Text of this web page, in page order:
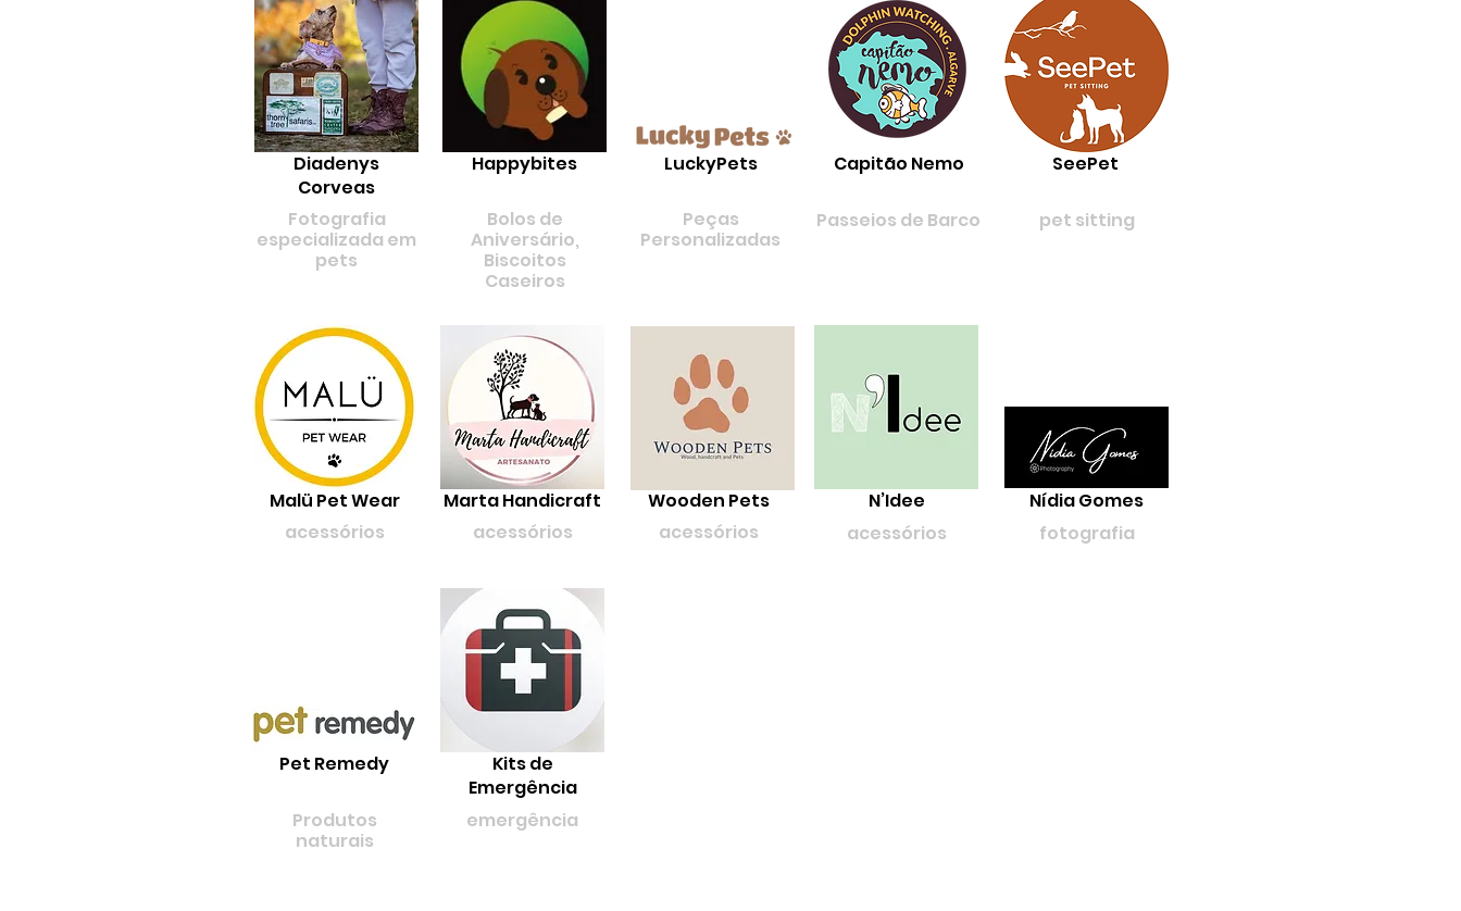
Diadenys
Corveas
Fotografia
especializada em
pets
Happybites
Bolos de
Aniversário,
Biscoitos
Caseiros
LuckyPets
Peças
Personalizadas
Capitão Nemo
Passeios de Barco
SeePet
pet sitting
Malü Pet Wear
acessórios
Marta Handicraft
acessórios
Wooden Pets
acessórios
N’Idee
acessórios
Nídia Gomes
fotografia
Pet Remedy
Kits de
Emergência
Produtos
naturais
emergência